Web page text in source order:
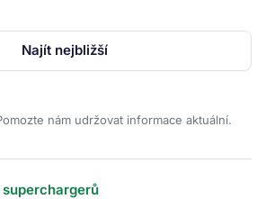
Najít nejbližší
nám udržovat informace aktuální.